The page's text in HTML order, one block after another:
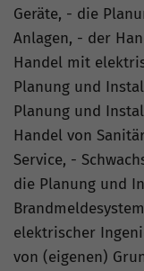
Geräte, - die
Anlagen, - der
Handel mit
Planung und
Planung und
Handel von
Service, -
die Planung und
elektrischer
von (eigenen)